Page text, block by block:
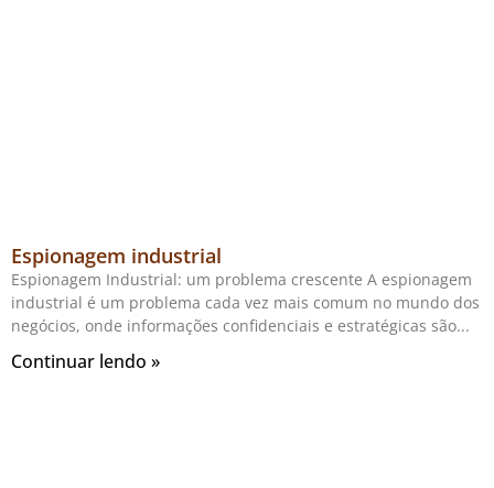
Espionagem industrial
Espionagem Industrial: um problema crescente A espionagem
industrial é um problema cada vez mais comum no mundo dos
negócios, onde informações confidenciais e estratégicas são
Continuar lendo »